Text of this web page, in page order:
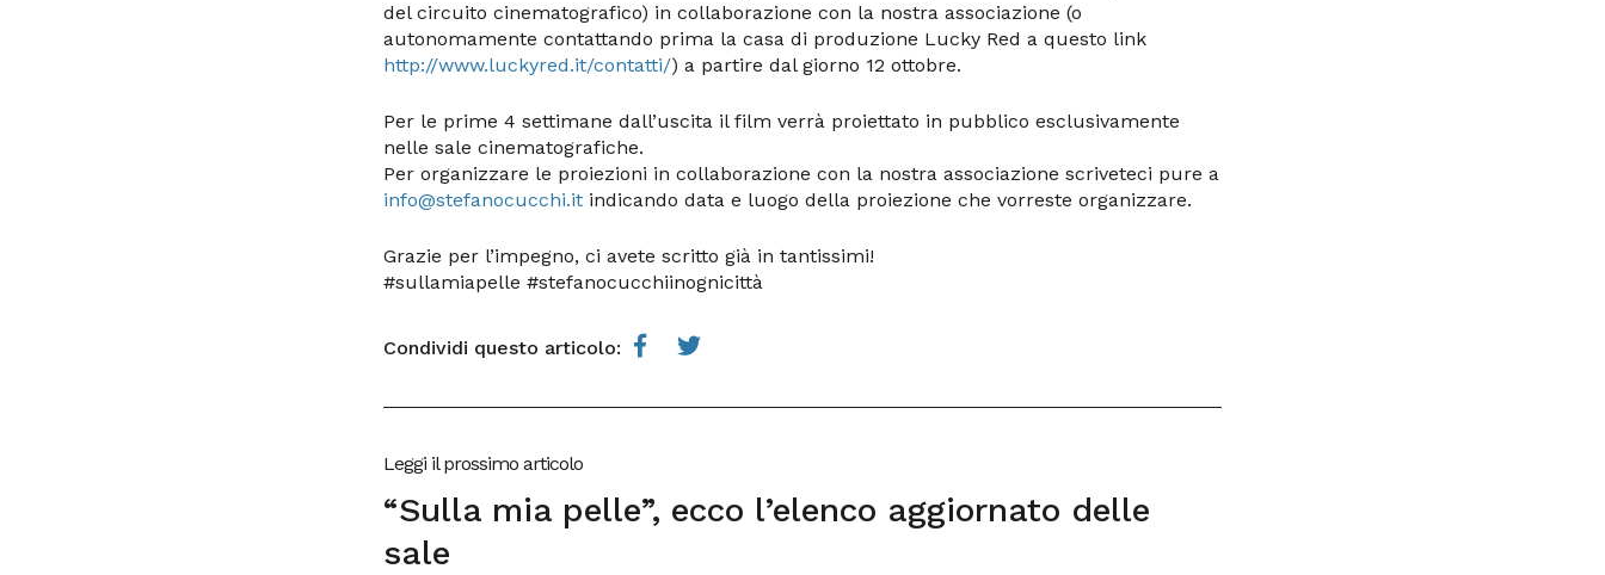
del circuito cinematografico) in collaborazione con la nostra associazione (o
autonomamente contattando prima la casa di produzione Lucky Red a questo link
http://www.luckyred.it/contatti/) a partire dal giorno 12 ottobre.
Per le prime 4 settimane dall’uscita il film verrà proiettato in pubblico esclusivamente
nelle sale cinematografiche.
Per organizzare le proiezioni in collaborazione con la nostra associazione scriveteci pure a
info@stefanocucchi.itindicando data e luogo della proiezione che vorreste organizzare.
Grazie per l’impegno, ci avete scritto già in tantissimi!
#sullamiapelle #stefanocucchiinognicittà
Condividi questo articolo:
Leggi il prossimo articolo
“Sulla mia pelle”, ecco l’elenco aggiornato delle
sale